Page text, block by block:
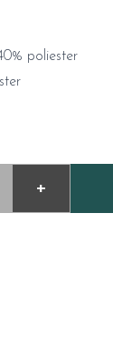
poliester
+